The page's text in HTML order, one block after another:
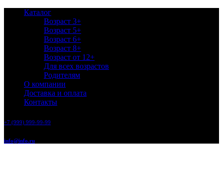
Каталог
Возраст 3+
Возраст 5+
Возраст 6+
Возраст 8+
Возраст от 12+
Для всех возрастов
Родителям
О компании
Доставка и оплата
Контакты
+7 (999) 999-99-99
info@info.ru